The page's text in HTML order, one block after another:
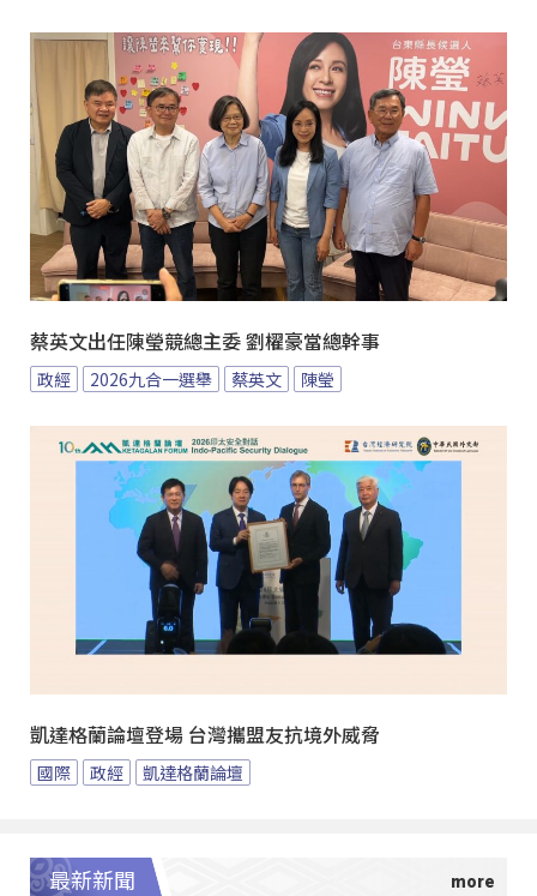
蔡英文出任陳瑩競總主委 劉櫂豪當總幹事
政經 2026九合一選舉 蔡英文 陳瑩
凱達格蘭論壇登場 台灣攜盟友抗境外威脅
國際 政經 凱達格蘭論壇
最新新聞